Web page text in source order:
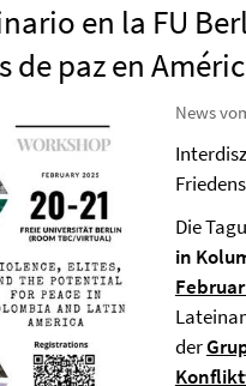
en la FU
de paz en
News
Die
in
der